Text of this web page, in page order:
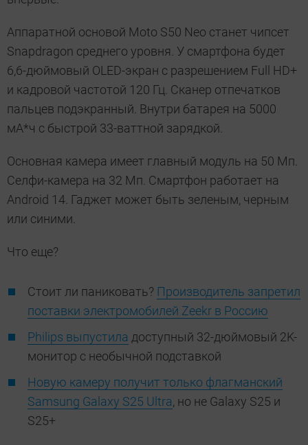
Аппаратной основой Moto S50 Neo станет чипсет
Snapdragon среднего уровня. У смартфона будет
6,6-дюймовый OLED-экран с разрешением Full HD+
и кадровой частотой 120 Гц. Сканер отпечатков
пальцев подэкранный. Внутри батарея на 5000
мА*ч с быстрой 33-ваттной зарядкой.
Основная камера имеет главный модуль на 50 Мп.
Селфи-камера на 32 Мп. Смартфон работает на
Android 14. Гаджет может быть зеленым, черным
или синими.
Что еще?
Стоит ли паниковать? Производитель запретил
поставки электромобилей Zeekr в Россию
Philips выпустила доступный 32-дюймовый 2K-
монитор с необычной подставкой
Новую камеру получит только флагманский
Samsung Galaxy S25 Ultra, но не Galaxy S25 и
S25+